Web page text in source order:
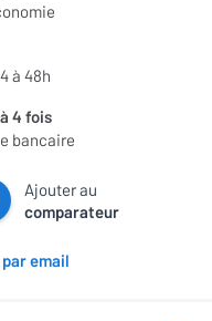
à 48h
4 fois
bancaire
Ajouter au
comparateur
email